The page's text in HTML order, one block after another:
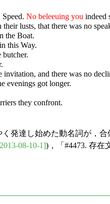
No beleeuing you indeed
lusts, that there was no
the Boat.
this Way.
and there was no
evenings got longer.
they confront.
発達し始めた動名詞が，
08-10-1])，「#4473. 存在